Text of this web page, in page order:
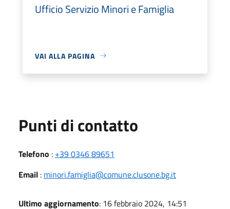
Ufficio Servizio Minori e Famiglia
VAI ALLA PAGINA
Punti di contatto
Telefono : +39 0346 89651
Email : minori.famiglia@comune.clusone.bg.it
Ultimo aggiornamento: 16 febbraio 2024, 14:51